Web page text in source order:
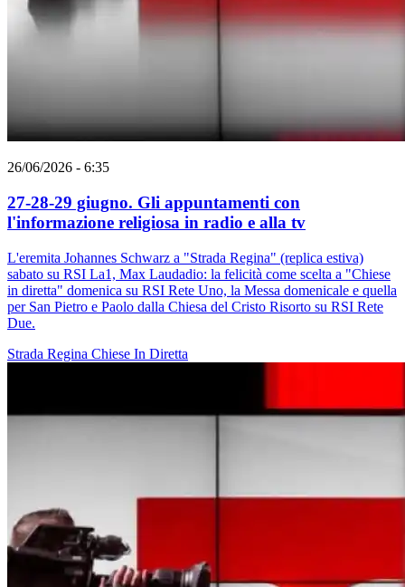
26/06/2026 - 6:35
27-28-29 giugno. Gli appuntamenti con
l'informazione religiosa in radio e alla tv
L'eremita Johannes Schwarz a "Strada Regina" (replica estiva)
sabato su RSI La1, Max Laudadio: la felicità come scelta a "Chiese
in diretta" domenica su RSI Rete Uno, la Messa domenicale e quella
per San Pietro e Paolo dalla Chiesa del Cristo Risorto su RSI Rete
Due.
Strada Regina Chiese In Diretta